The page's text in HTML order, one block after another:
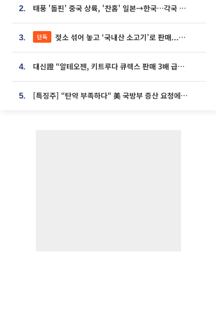
2. 태풍 '돌핀' 중국 상륙, '찬홈' 일본→한국…각국 기상청 예상 경로는?
3. 단독 젖소 섞어 놓고 ‘국내산 소고기’로 판매...홈쇼핑 표기, 현실과 괴리 어쩌나
4. 대신證 “알테오젠, 키트루다 큐렉스 판매 3배 급증…목표가 41만원 상향”
5. [특징주] “탄약 부족하다“ 美 국방부 증산 요청에⋯국내 방산주 급등세